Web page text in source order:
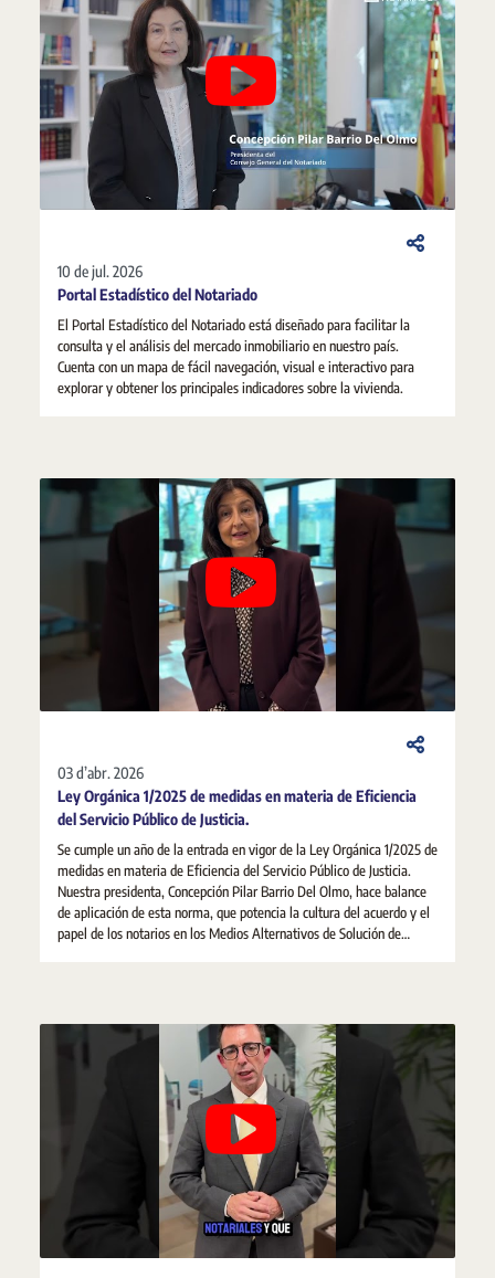
10 de jul. 2026
Portal Estadístico del Notariado
El Portal Estadístico del Notariado está diseñado para facilitar la
consulta y el análisis del mercado inmobiliario en nuestro país.
Cuenta con un mapa de fácil navegación, visual e interactivo para
explorar y obtener los principales indicadores sobre la vivienda.
03 d’abr. 2026
Ley Orgánica 1/2025 de medidas en materia de Eficiencia
del Servicio Público de Justicia.
Se cumple un año de la entrada en vigor de la Ley Orgánica 1/2025 de
medidas en materia de Eficiencia del Servicio Público de Justicia.
Nuestra presidenta, Concepción Pilar Barrio Del Olmo, hace balance
de aplicación de esta norma, que potencia la cultura del acuerdo y el
papel de los notarios en los Medios Alternativos de Solución de